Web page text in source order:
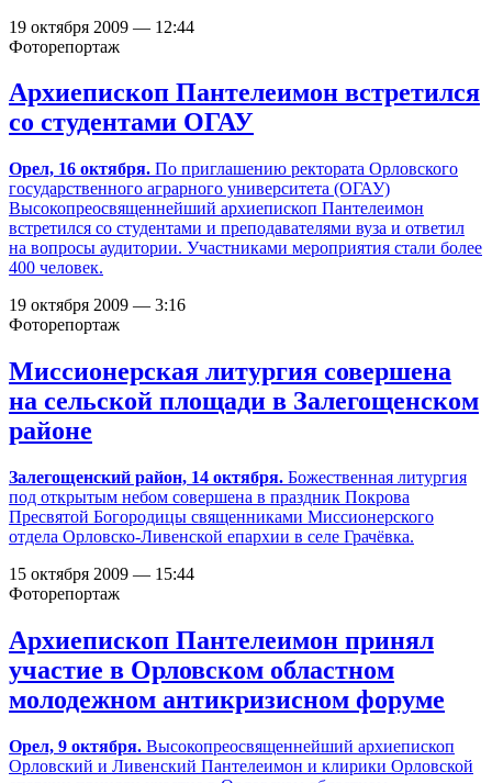
19 октября 2009 — 12:44
Фоторепортаж
Архиепископ Пантелеимон встретился
со студентами ОГАУ
Орел, 16 октября. По приглашению ректората Орловского
государственного аграрного университета (ОГАУ)
Высокопреосвященнейший архиепископ Пантелеимон
встретился со студентами и преподавателями вуза и ответил
на вопросы аудитории. Участниками мероприятия стали более
400 человек.
19 октября 2009 — 3:16
Фоторепортаж
Миссионерская литургия совершена
на сельской площади в Залегощенском
районе
Залегощенский район, 14 октября. Божественная литургия
под открытым небом совершена в праздник Покрова
Пресвятой Богородицы священниками Миссионерского
отдела Орловско-Ливенской епархии в селе Грачёвка.
15 октября 2009 — 15:44
Фоторепортаж
Архиепископ Пантелеимон принял
участие в Орловском областном
молодежном антикризисном форуме
Орел, 9 октября. Высокопреосвященнейший архиепископ
Орловский и Ливенский Пантелеимон и клирики Орловской